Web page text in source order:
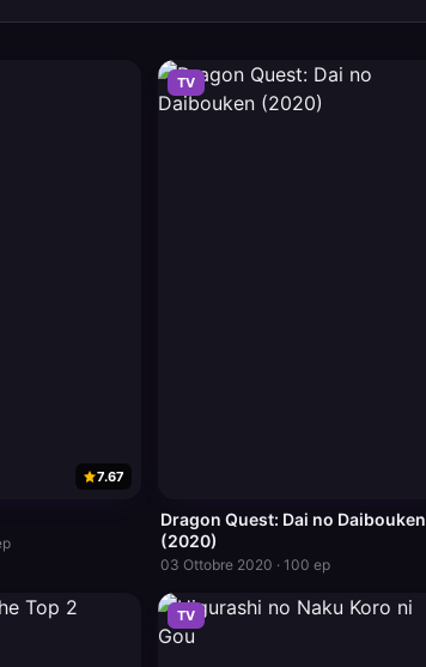
7.67
TV
Dragon Quest: Dai no Daibouken
(2020)
03 Ottobre 2020 · 100 ep
TV